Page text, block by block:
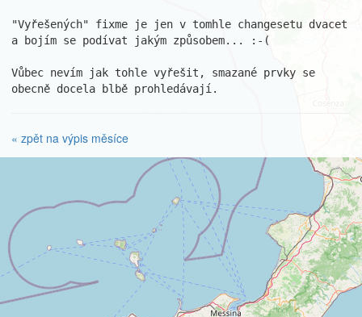
"Vyřešených" fixme je jen v tomhle changesetu dvacet
a bojím se podívat jakým způsobem... :-(
Vůbec nevím jak tohle vyřešit, smazané prvky se
obecně docela blbě prohledávají.
« zpět na výpis měsíce